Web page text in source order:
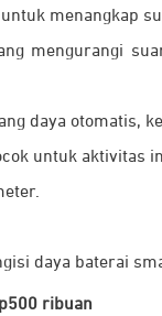
menangkap
mengurangi
daya otomatis,
untuk aktivitas
daya baterai
ribuan